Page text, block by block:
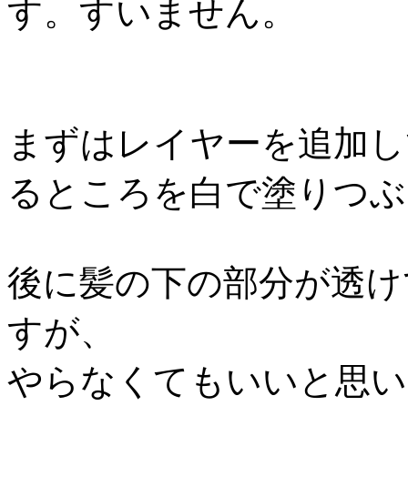
す。すいません。
まずはレイヤーを追加
るところを白で塗りつ
後に髪の下の部分が透
すが、
やらなくてもいいと思